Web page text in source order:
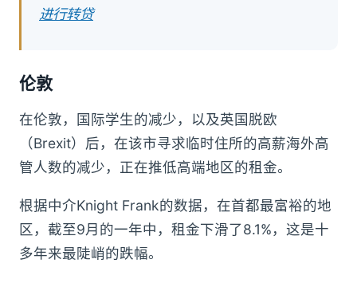
进行转贷
伦敦
在伦敦，国际学生的减少，以及英国脱欧
（Brexit）后，在该市寻求临时住所的高薪海外高
管人数的减少，正在推低高端地区的租金。
根据中介Knight Frank的数据，在首都最富裕的地
区，截至9月的一年中，租金下滑了8.1%，这是十
多年来最陡峭的跌幅。